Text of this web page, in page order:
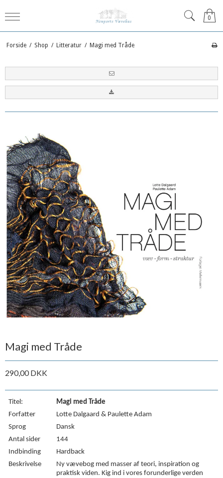
0
Forside / Shop / Litteratur / Magi med Tråde
Magi med Tråde
290,00 DKK
Titel:
Magi med Tråde
Forfatter
Lotte Dalgaard & Paulette Adam
Sprog
Dansk
Antal sider
144
Indbinding
Hardback
Beskrivelse
Ny vævebog med masser af teori, inspiration og
praktisk viden. Kig ind i vores forunderlige verden